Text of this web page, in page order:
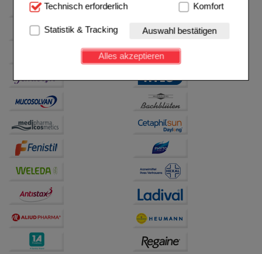
Technisch Notwendig:Hierbei handelt es sich um
Website notwendig sind (z.B. Navigation, Warenkorb,
Kundenkonto), weshalb auf diese nicht verzichtet
werden kann.
Einkaufserlebnis noch ansprechender zu gestalten,
Besuchers oder unsere Seite an bevorzugte
Verhaltensweisen (z.B. Spracheinstellung)
anzupassen. Komfort-Cookies ermöglichen es uns
auch auf Ihre Bedürfnisse zugeschrittene Inhalte
anzuzeigen und unser Partnerprogramm zu
betreiben.
Statistik & Tracking:
Hierüber lassen sich
Informationen über die Art und Weise der Nutzung
unserer Website sammeln, mit deren Hilfe wir unsere
auf unserer Website aber auch die Werbung auf
Drittseiten möglichst relevant für Sie zu gestalten.
Bitte beachten Sie, dass Daten hierfür teilweise an
Dritte wie z.B. Google oder soziale Medien
Technisch erforderlich Komfort
Statistik & Tracking Auswahl bestätigen
Alles akzeptieren